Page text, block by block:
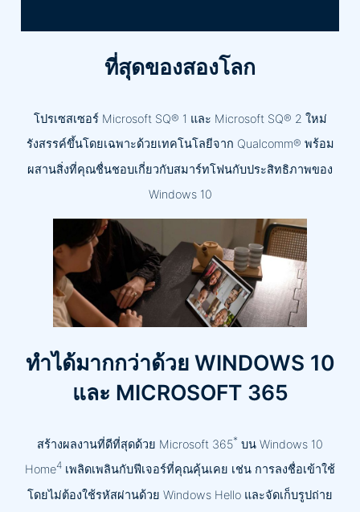
ที่สุดของสองโลก
โปรเซสเซอร์ Microsoft SQ® 1 และ Microsoft SQ® 2 ใหม่
รังสรรค์ขึ้นโดยเฉพาะด้วยเทคโนโลยีจาก Qualcomm® พร้อม
ผสานสิ่งที่คุณชื่นชอบเกี่ยวกับสมาร์ทโฟนกับประสิทธิภาพของ
Windows 10
ทำได้มากกว่าด้วย WINDOWS 10
และ MICROSOFT 365
สร้างผลงานที่ดีที่สุดด้วย Microsoft 365* บน Windows 10
Home4 เพลิดเพลินกับฟีเจอร์ที่คุณคุ้นเคย เช่น การลงชื่อเข้าใช้
โดยไม่ต้องใช้รหัสผ่านด้วย Windows Hello และจัดเก็บรูปถ่าย